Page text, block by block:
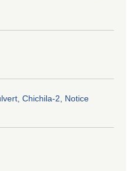
Chichila-2, Notice